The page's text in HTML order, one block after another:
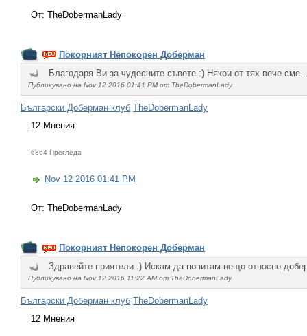
От: TheDobermanLady
Покорният Непокорен Доберман
Благодаря Ви за чудесните съвете :) Някои от тях вече
Публикувано на Nov 12 2016 01:41 PM от TheDobermanLady
Български Доберман клуб TheDobermanLady
12 Мнения
6364 Прегледа
Nov 12 2016 01:41 PM
От: TheDobermanLady
Покорният Непокорен Доберман
Здравейте приятели :) Искам да попитам нещо относно
Публикувано на Nov 12 2016 11:22 AM от TheDobermanLady
Български Доберман клуб TheDobermanLady
12 Мнения